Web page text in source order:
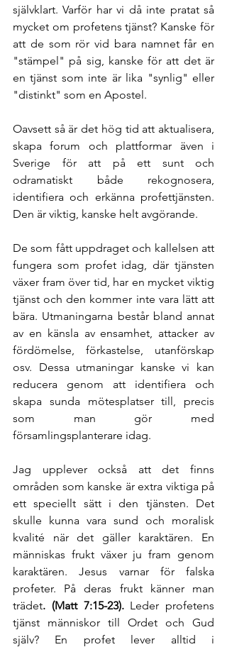
självklart. Varför har vi då inte pratat så
mycket om profetens tjänst? Kanske för
att de som rör vid bara namnet får en
"stämpel" på sig, kanske för att det är
en tjänst som inte är lika "synlig" eller
"distinkt" som en Apostel.
Oavsett så är det hög tid att aktualisera,
skapa forum och plattformar även i
Sverige för att på ett sunt och
odramatiskt både rekognosera,
identifiera och erkänna profettjänsten.
Den är viktig, kanske helt avgörande.
De som fått uppdraget och kallelsen att
fungera som profet idag, där tjänsten
växer fram över tid, har en mycket viktig
tjänst och den kommer inte vara lätt att
bära. Utmaningarna består bland annat
av en känsla av ensamhet, attacker av
fördömelse, förkastelse, utanförskap
osv. Dessa utmaningar kanske vi kan
reducera genom att identifiera och
skapa sunda mötesplatser till, precis
som man gör med
församlingsplanterare idag.
Jag upplever också att det finns
områden som kanske är extra viktiga på
ett speciellt sätt i den tjänsten. Det
skulle kunna vara sund och moralisk
kvalité när det gäller karaktären. En
människas frukt växer ju fram genom
karaktären. Jesus varnar för falska
profeter. På deras frukt känner man
trädet. (Matt 7:15-23). Leder profetens
tjänst människor till Ordet och Gud
själv? En profet lever alltid i